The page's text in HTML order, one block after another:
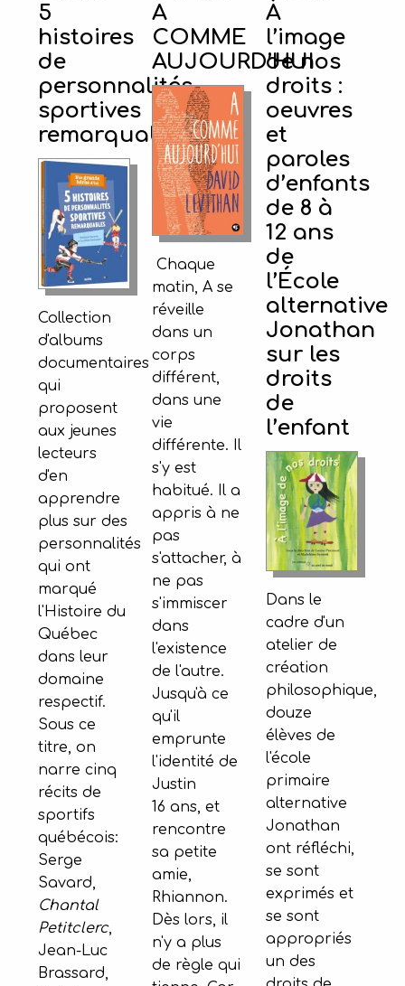
5
histoires
de
personnalités
sportives
remarquables
Collection
d'albums
documentaires
qui
proposent
aux jeunes
lecteurs
d'en
apprendre
plus sur des
personnalités
qui ont
marqué
l'Histoire du
Québec
dans leur
domaine
respectif.
Sous ce
titre, on
narre cinq
récits de
sportifs
québécois:
Serge
Savard,
Chantal
Petitclerc,
Jean-Luc
Brassard,
A
COMME
AUJOURD’HUI
Chaque
matin, A se
réveille
dans un
corps
différent,
dans une
vie
différente. Il
s'y est
habitué. Il a
appris à ne
pas
s'attacher, à
ne pas
s'immiscer
dans
l'existence
de l'autre.
Jusqu'à ce
qu'il
emprunte
l'identité de
Justin
16 ans, et
rencontre
sa petite
amie,
Rhiannon.
Dès lors, il
n'y a plus
de règle qui
À
l’image
de nos
droits :
oeuvres
et
paroles
d’enfants
de 8 à
12 ans
de
l’École
alternative
Jonathan
sur les
droits
de
l’enfant
Dans le
cadre d'un
atelier de
création
philosophique,
douze
élèves de
l'école
primaire
alternative
Jonathan
ont réfléchi,
se sont
exprimés et
se sont
appropriés
un des